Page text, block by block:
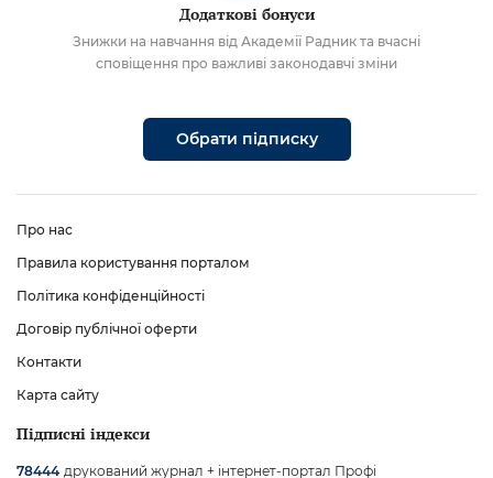
Додаткові бонуси
Знижки на навчання від Академії Радник та вчасні
сповіщення про важливі законодавчі зміни
Обрати підписку
Про нас
Правила користування порталом
Політика конфіденційності
Договір публічної оферти
Контакти
Карта сайту
Підписні індекси
78444 друкований журнал + інтернет-портал Профі